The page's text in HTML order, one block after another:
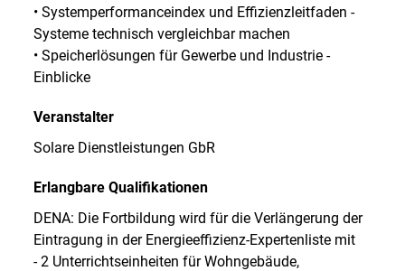
• Systemperformanceindex und Effizienzleitfaden -
Systeme technisch vergleichbar machen
• Speicherlösungen für Gewerbe und Industrie -
Einblicke
Veranstalter
Solare Dienstleistungen GbR
Erlangbare Qualifikationen
DENA: Die Fortbildung wird für die Verlängerung der
Eintragung in der Energieeffizienz-Expertenliste mit
- 2 Unterrichtseinheiten für Wohngebäude,